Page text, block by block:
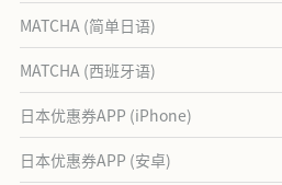
MATCHA (简单日语)
MATCHA (西班牙语)
日本优惠券APP (iPhone)
日本优惠券APP (安卓)